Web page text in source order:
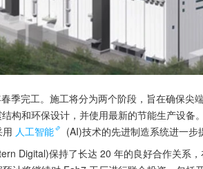
季完工。施工将分为两个阶段，旨在确保尖
构和环保设计，并使用最新的节能生产设备
人工智能
(AI)技术的先进制造系统进一步
Digital)保持了长达 20 年的良好合作关系